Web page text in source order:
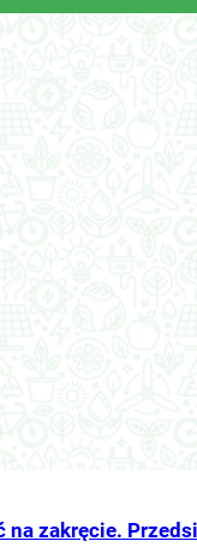
na zakręcie.